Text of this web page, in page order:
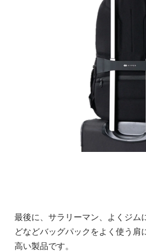
最後に、サラリーマン、よくジム
どなどバッグパックをよく使う
高い製品です。